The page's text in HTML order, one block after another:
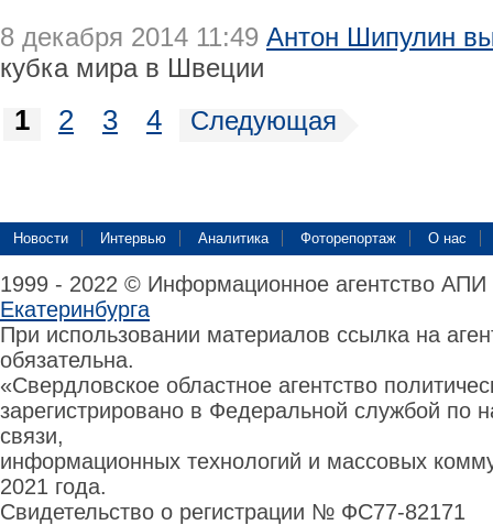
8 декабря 2014 11:49 Антон Шипулин
кубка мира в Швеции
1 2 3 4 Следующая
Новости Интервью Аналитика Фоторепортаж О нас
1999 - 2022 © Информационное агентство
Екатеринбурга
При использовании материалов ссылка на
обязательна.
«Свердловское областное агентство
зарегистрировано в Федеральной службой по
связи,
информационных технологий и массовых
2021 года.
Свидетельство о регистрации № ФС77-82171